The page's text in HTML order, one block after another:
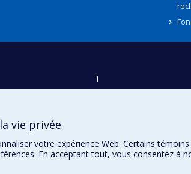
vie privée
votre expérience Web. Certains
En acceptant tout, vous consentez